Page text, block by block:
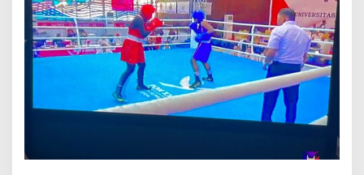
i
n
j
u
E
l
i
t